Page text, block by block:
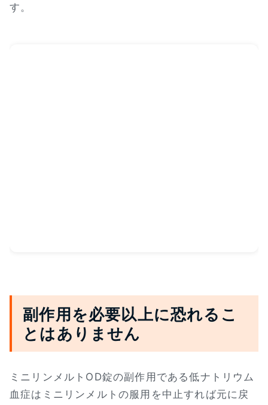
す。
副作用を必要以上に恐れるこ
とはありません
ミニリンメルトOD錠の副作用である低ナトリウム
血症はミニリンメルトの服用を中止すれば元に戻